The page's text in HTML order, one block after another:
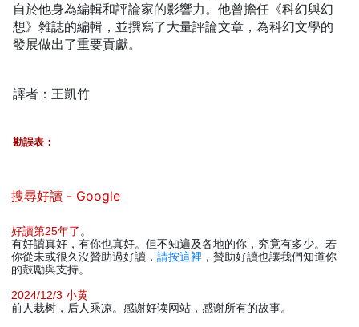
自於他身為編輯和評論家的影響力。他曾擔任《科幻與幻
想》雜誌的編輯，並撰寫了大量評論文章，為科幻文學的
發展做出了重要貢獻。
譯者：王凱竹
勘誤表：
搜尋好讀 - Google
好讀第25年了 。
有好讀真好，有你也真好。但不知遍及各地的你，究竟有多少。若
你從未或很久沒贊助過好讀，請按這裡 ，贊助好讀也讓我們知道你
的鼓勵與支持。
2024/12/3 小黄
前人栽树，后人乘凉。感谢好读网站，感谢所有的故事。